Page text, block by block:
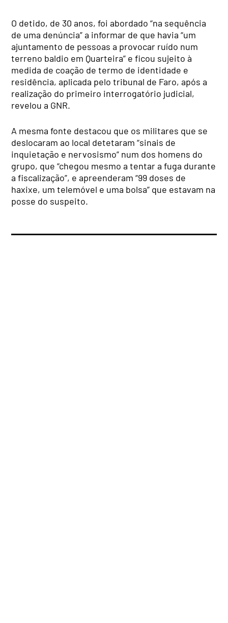
O detido, de 30 anos, foi abordado “na sequência
de uma denúncia” a informar de que havia “um
ajuntamento de pessoas a provocar ruído num
terreno baldio em Quarteira” e ficou sujeito à
medida de coação de termo de identidade e
residência, aplicada pelo tribunal de Faro, após a
realização do primeiro interrogatório judicial,
revelou a GNR.
A mesma fonte destacou que os militares que se
deslocaram ao local detetaram “sinais de
inquietação e nervosismo” num dos homens do
grupo, que “chegou mesmo a tentar a fuga durante
a fiscalização”, e apreenderam “99 doses de
haxixe, um telemóvel e uma bolsa” que estavam na
posse do suspeito.